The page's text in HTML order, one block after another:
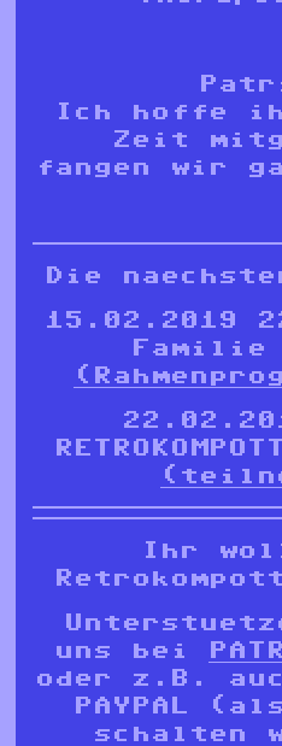
Ich hoffe
Zeit
fangen wir
Die
15.02.2019
Ihr
uns bei
oder z.B.
PAYPAL
schalten